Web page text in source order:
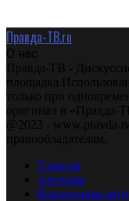
Правда-ТВ.ru
О нас
Правда-ТВ -
только при
оригинал в «Правда-
@2023 - www.pravda-
правообладателям.
Главная
Авторам
Владельцам